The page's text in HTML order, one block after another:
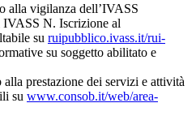
alla vigilanza dell’IVASS
IVASS N. Iscrizione al
su ruipubblico.ivass.it/rui-
su soggetto abilitato e
prestazione dei servizi e attività
su www.consob.it/web/area-